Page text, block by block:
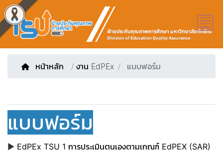
หน้าหลัก / งาน EdPEx แบบฟอร์ม
แบบฟอร์ม
▶ EdPEx TSU 1 การประเมินตนเองตามเกณฑ์ EdPEX (SAR)